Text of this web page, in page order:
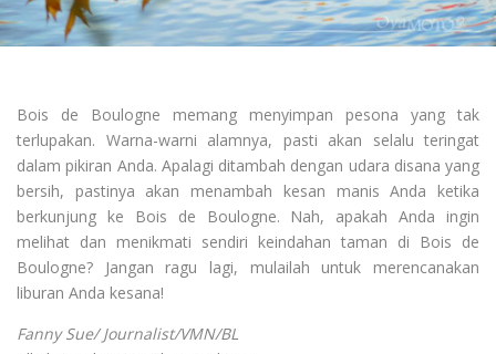
Bois de Boulogne memang menyimpan pesona yang tak
terlupakan. Warna-warni alamnya, pasti akan selalu teringat
dalam pikiran Anda. Apalagi ditambah dengan udara disana yang
bersih, pastinya akan menambah kesan manis Anda ketika
berkunjung ke Bois de Boulogne. Nah, apakah Anda ingin
melihat dan menikmati sendiri keindahan taman di Bois de
Boulogne? Jangan ragu lagi, mulailah untuk merencanakan
liburan Anda kesana!
Fanny Sue/ Journalist/VMN/BL